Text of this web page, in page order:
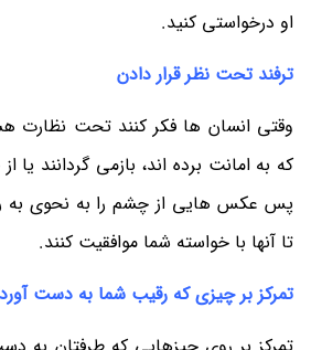
او درخواستی کنید.
ترفند تحت نظر قرار دادن
وقتی انسان ها فکر کنند تحت نظارت
که به امانت برده اند، بازمی گردانند یا
پس عکس هایی از چشم را به نحوی به
تا آنها با خواسته شما موافقیت کنند.
تمرکز بر چیزی که رقیب شما به دست